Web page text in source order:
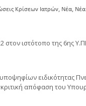
Κρίσεων Ιατρών, Νέα,
ιστότοπο της 6ης
υποψηφίων ειδικότητας
απόφαση του